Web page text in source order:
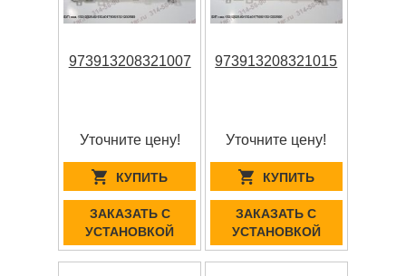
973913208321007
Уточните цену!
КУПИТЬ
ЗАКАЗАТЬ С
УСТАНОВКОЙ
973913208321015
Уточните цену!
КУПИТЬ
ЗАКАЗАТЬ С
УСТАНОВКОЙ